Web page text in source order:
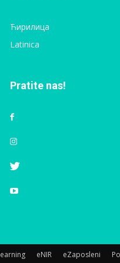
Ћирилица
Latinica
Pratite nas!
eNIR eZaposleni